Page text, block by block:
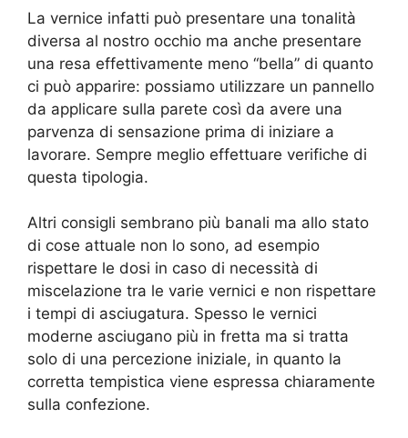
La vernice infatti può presentare una tonalità
diversa al nostro occhio ma anche presentare
una resa effettivamente meno “bella” di quanto
ci può apparire: possiamo utilizzare un pannello
da applicare sulla parete così da avere una
parvenza di sensazione prima di iniziare a
lavorare. Sempre meglio effettuare verifiche di
questa tipologia.
Altri consigli sembrano più banali ma allo stato
di cose attuale non lo sono, ad esempio
rispettare le dosi in caso di necessità di
miscelazione tra le varie vernici e non rispettare
i tempi di asciugatura. Spesso le vernici
moderne asciugano più in fretta ma si tratta
solo di una percezione iniziale, in quanto la
corretta tempistica viene espressa chiaramente
sulla confezione.